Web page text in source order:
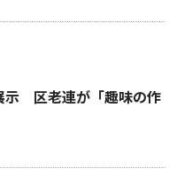
示 区老連が「趣味の作